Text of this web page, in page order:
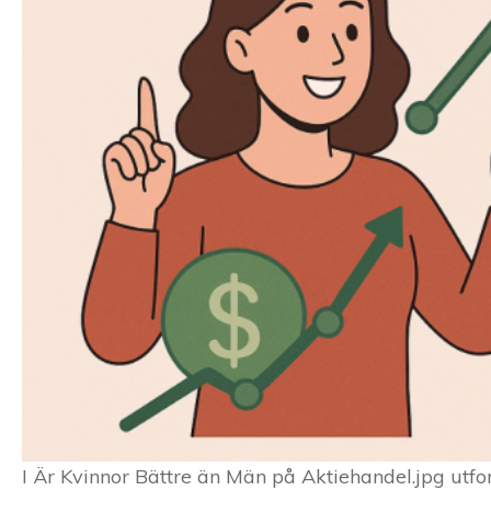
I Är Kvinnor Bättre än Män på Aktiehandel.jpg